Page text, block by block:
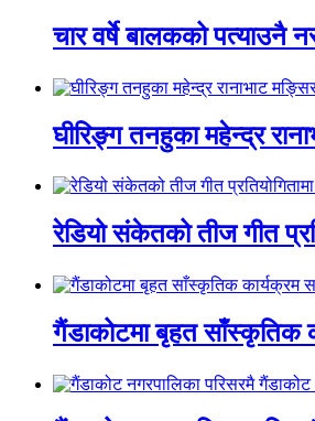
चार वर्षे बालकको पत्याउनै
घीरिङ्ग तनहुका महेन्द्र
रेडियो संकेतको तीज गीत
गैंडाकोटमा बृहत साँस्कृतिक